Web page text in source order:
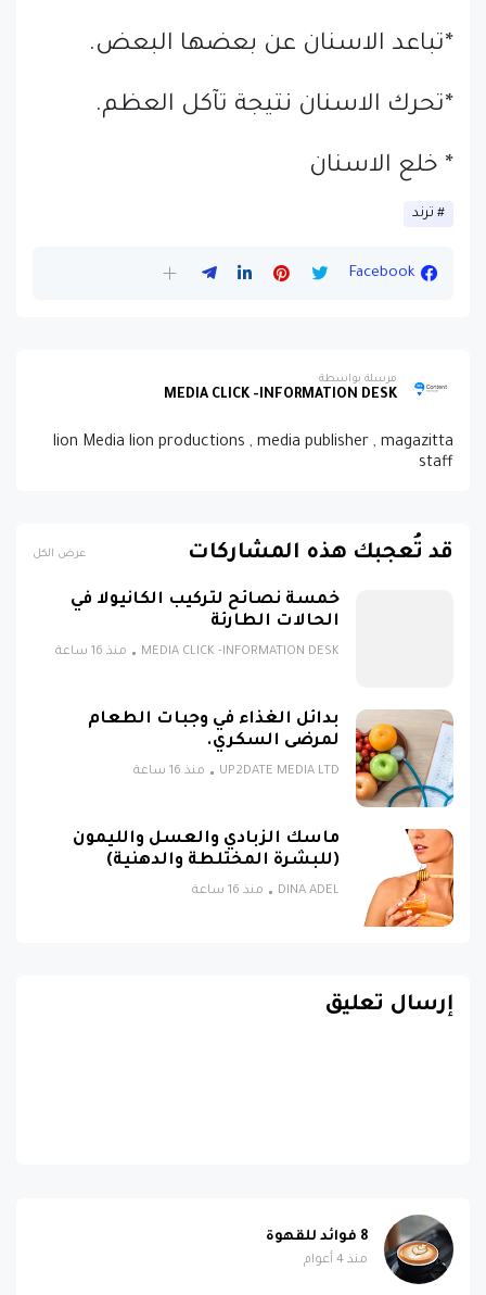
*تباعد الاسنان عن بعضها البعض.
*تحرك الاسنان نتيجة تآكل العظم.
* خلع الاسنان
ترند
Facebook
مرسلة بواسطة
MEDIA CLICK -INFORMATION DESK
lion Media lion productions , media publisher , magazitta
staff
قد تُعجبك هذه المشاركات عرض الكل
خمسة نصائح لتركيب الكانيولا في
الحالات الطارئة
MEDIA CLICK -INFORMATION DESK منذ 16 ساعة
بدائل الغذاء في وجبات الطعام
لمرضى السكري.
UP2DATE MEDIA LTD منذ 16 ساعة
ماسك الزبادي والعسل والليمون
(للبشرة المختلطة والدهنية)
DINA ADEL منذ 16 ساعة
إرسال تعليق
8 فوائد للقهوة
منذ 4 أعوام